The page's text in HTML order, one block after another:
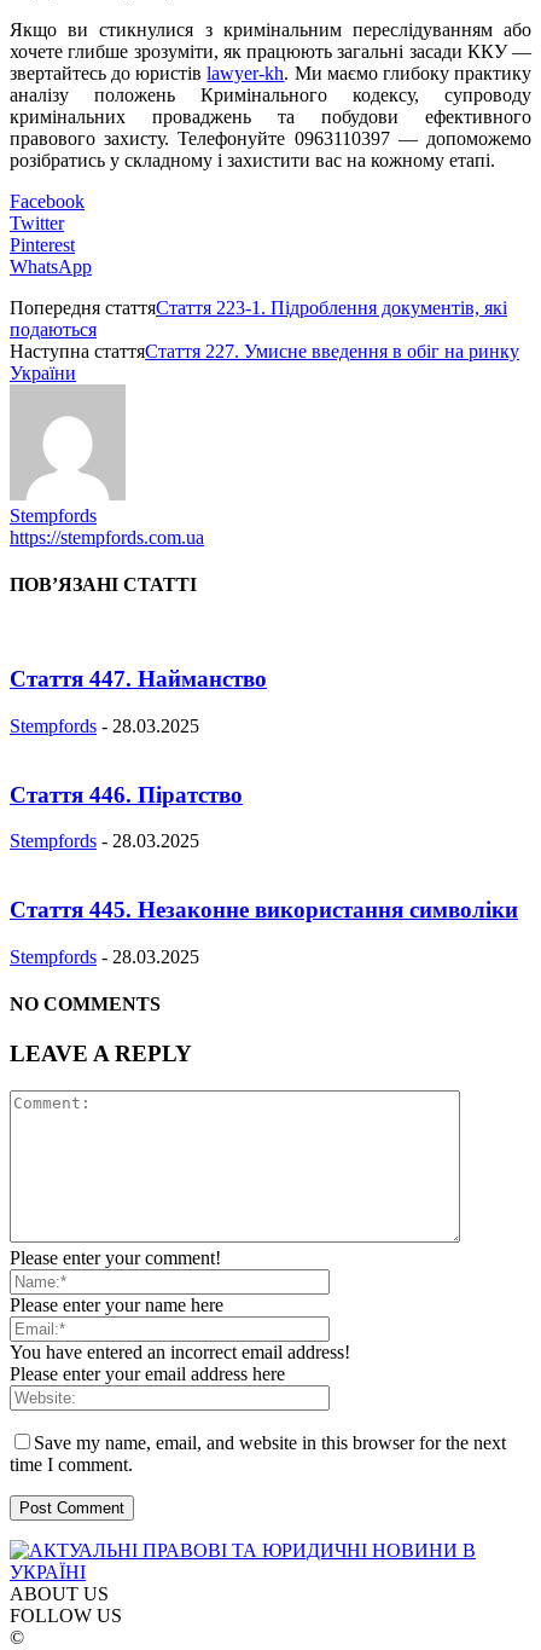
Якщо ви стикнулися з кримінальним переслідуванням або
хочете глибше зрозуміти, як працюють загальні засади ККУ —
звертайтесь до юристівlawyer-kh. Ми маємо глибоку практику
аналізу положень Кримінального кодексу, супроводу
кримінальних проваджень та побудови ефективного
правового захисту. Телефонуйте 0963110397 — допоможемо
розібратись у складному і захистити вас на кожному етапі.
Facebook
Twitter
Pinterest
WhatsApp
Попередня статтяСтаття 223-1. Підроблення документів, які
подаються
Наступна статтяСтаття 227. Умисне введення в обіг на ринку
України
Stempfords
https://stempfords.com.ua
ПОВ’ЯЗАНІ СТАТТІ
Стаття 447. Найманство
Stempfords - 28.03.2025
Стаття 446. Піратство
Stempfords - 28.03.2025
Стаття 445. Незаконне використання символіки
Stempfords - 28.03.2025
NO COMMENTS
LEAVE A REPLY
Please enter your comment!
Please enter your name here
You have entered an incorrect email address!
Please enter your email address here
Save my name, email, and website in this browser for the next
time I comment.
ABOUT US
FOLLOW US
©